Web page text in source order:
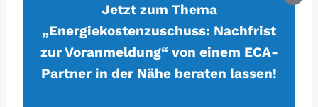
Jetzt zum Thema
„Energiekostenzuschuss: Nachfrist
zur Voranmeldung“ von einem ECA-
Partner in der Nähe beraten lassen!